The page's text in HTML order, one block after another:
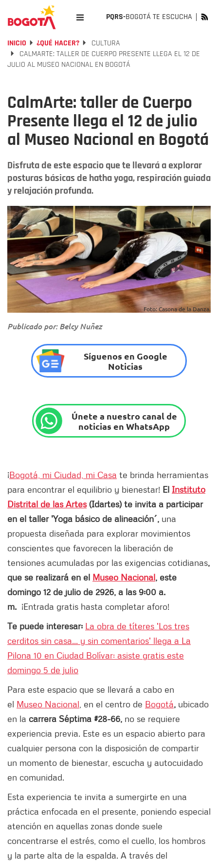
PQRS-BOGOTÁ TE ESCUCHA
INICIO ¿QUÉ HACER?
CULTURA
CALMARTE: TALLER DE CUERPO PRESENTE LLEGA EL 12 DE
JULIO AL MUSEO NACIONAL EN BOGOTÁ
CalmArte: taller de Cuerpo
Presente llega el 12 de julio
al Museo Nacional en Bogotá
Disfruta de este espacio que te llevará a explorar
posturas básicas de hatha yoga, respiración guiada
y relajación profunda.
Foto: Casona de la Danza.
Publicado por: Belcy Nuñez
Síguenos en Google
Noticias
Únete a nuestro canal de
noticias en WhatsApp
¡Bogotá, mi Ciudad, mi Casa te brinda herramientas
para encontrar el equilibrio y bienestar! El Instituto
Distrital de las Artes(Idartes) te invita a participar
en el taller 'Yoga básico de alineación´, una
propuesta diseñada para explorar movimientos
conscientes que favorecen la liberación de
tensiones acumuladas por las exigencias cotidianas,
que se realizará en el Museo Nacional, este
domingo 12 de julio de 2926, a las 9:00 a.
m. ¡Entrada gratis hasta completar aforo!
Te puede interesar: La obra de títeres 'Los tres
cerditos sin casa... y sin comentarios' llega a La
Pilona 10 en Ciudad Bolívar: asiste gratis este
domingo 5 de julio
Para este espacio que se llevará a cabo en
el Museo Nacional , en el centro de Bogotá, ubicado
en la carrera Séptima #28-66, no se requiere
experiencia previa. Este es un espacio abierto para
cualquier persona con la disposición de compartir
un momento de bienestar, escucha y autocuidado
en comunidad.
Esta experiencia te invita a sumergirte en una
práctica enfocada en el presente, poniendo especial
atención en aquellas zonas donde suele
concentrarse el estrés, como el cuello, los hombros
y la parte alta de la espalda. A través del